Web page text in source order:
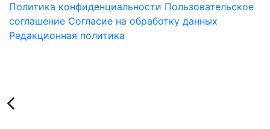
Политика конфиденциальности Пользовательское
соглашение Согласие на обработку данных
Редакционная политика